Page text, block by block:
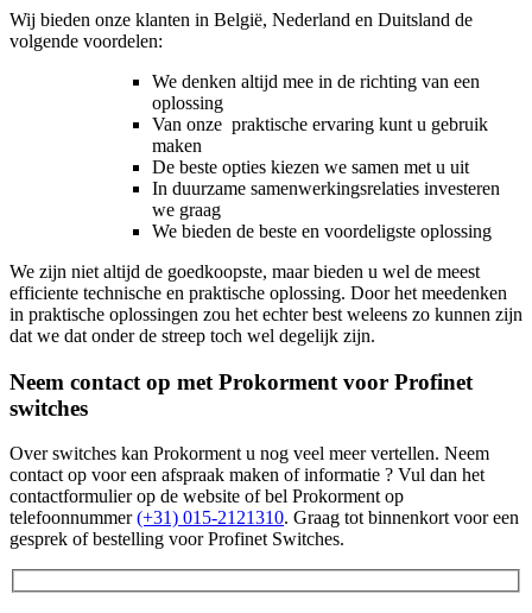
Wij bieden onze klanten in België, Nederland en Duitsland de
volgende voordelen:
We denken altijd mee in de richting van een
oplossing
Van onze praktische ervaring kunt u gebruik
maken
De beste opties kiezen we samen met u uit
In duurzame samenwerkingsrelaties investeren
we graag
We bieden de beste en voordeligste oplossing
We zijn niet altijd de goedkoopste, maar bieden u wel de meest
efficiente technische en praktische oplossing. Door het meedenken
in praktische oplossingen zou het echter best weleens zo kunnen zijn
dat we dat onder de streep toch wel degelijk zijn.
Neem contact op met Prokorment voor Profinet
switches
Over switches kan Prokorment u nog veel meer vertellen. Neem
contact op voor een afspraak maken of informatie ? Vul dan het
contactformulier op de website of bel Prokorment op
telefoonnummer(+31) 015-2121310. Graag tot binnenkort voor een
gesprek of bestelling voor Profinet Switches.